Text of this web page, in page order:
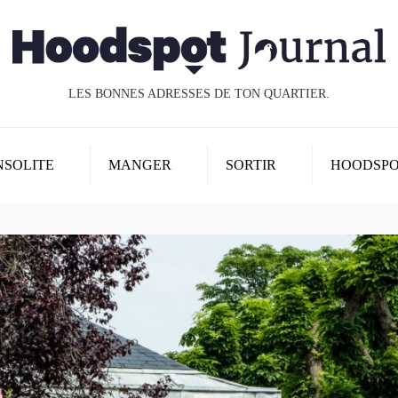
LES BONNES ADRESSES DE TON QUARTIER.
MANGER SORTIR